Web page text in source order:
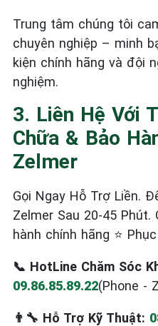
Trung tâm chúng tôi
chuyên nghiệp – minh
kiện chính hãng và đội
nghiệm.
3. Liên Hệ Với
Chữa & Bảo
Zelmer
Gọi Ngay Hỗ Trợ Liền.
Zelmer Sau 20-45 Phút.
hành chính hãng ⭐
📞 HotLine Chăm Sóc
09.86.85.89.22(Phone -
👨‍🔧 Hỗ Trợ Kỹ Thuật: